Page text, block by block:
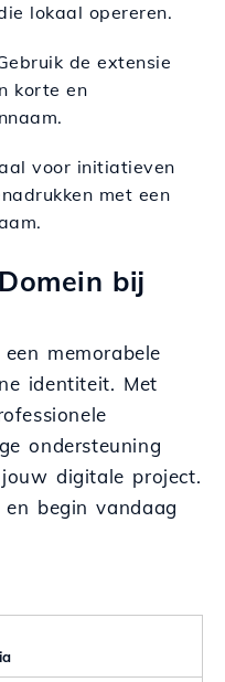
lokaal opereren.
de extensie
korte en
voor initiatieven
met een
bij
memorabele
identiteit. Met
ondersteuning
digitale project.
en begin vandaag